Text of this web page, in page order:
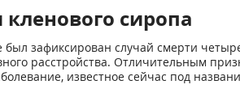
сиропа
зафиксирован случай смерти
расстройства. Отличительным
известное сейчас под